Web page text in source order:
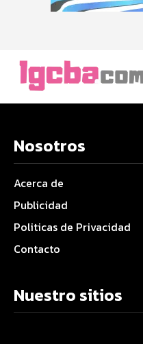
Nosotros
Acerca de
Publicidad
Politicas de Privacidad
Contacto
Nuestro sitios